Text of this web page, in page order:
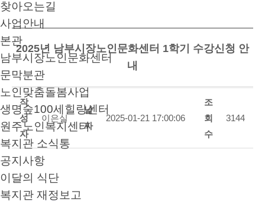
찾아오는길
사업안내
본관
남부시장노인문화센터
문막분관
노인맞춤돌봄사업
생명숲100세힐링센터
원주노인복지센터
복지관 소식통
공지사항
이달의 식단
복지관 재정보고
2025년 남부시장노인문화센터 1학기 수강신청 안
내
작
성
자
이은실
날
짜
2025-01-21 17:00:06
조
회
수
3144